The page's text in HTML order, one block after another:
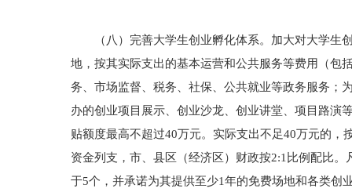
（八）完善大学生创业孵化体系。加大对大学生创
地，按其实际支出的基本运营和公共服务等费用（包
务、市场监督、税务、社保、公共就业等政务服务；
办的创业项目展示、创业沙龙、创业讲堂、项目路演
贴额度最高不超过40万元。实际支出不足40万元的
资金列支，市、县区（经济区）财政按2:1比例配比
于5个，并承诺为其提供至少1年的免费场地和各类创